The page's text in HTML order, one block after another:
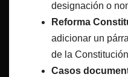
designación o
Reforma
adicionar un
de la
Casos